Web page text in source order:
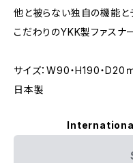
他と被らない独自の機能と
こだわりのYKK製ファスナ
サイズ：W90・H190・D20
日本製